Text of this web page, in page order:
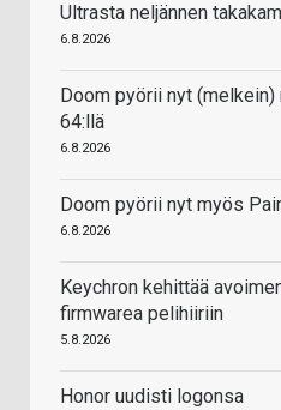
Ultrasta neljännen
6.8.2026
Doom pyörii nyt
64:llä
6.8.2026
Doom pyörii nyt myös
6.8.2026
Keychron kehittää
firmwarea pelihiiriin
5.8.2026
Honor uudisti logonsa